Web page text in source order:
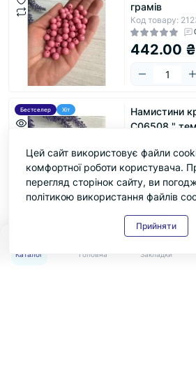
Каталог Головна Закладки
0
грамів
Код товару:
442.00 ₴
Бестселер Хіт
Намистини
С06508 "
Код товару:
442.00 ₴
С06508 "
Цей сайт використовує файли
комфортної роботи користувача.
перегляд сторінок сайту, ви
політикою використання файлів
Прийняти